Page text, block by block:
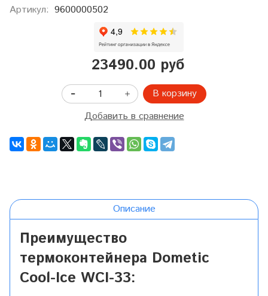
Артикул: 9600000502
23490.00 руб
В корзину
Добавить в сравнение
Описание
Преимущество
термоконтейнера Dometic
Cool-Ice WCI-33: